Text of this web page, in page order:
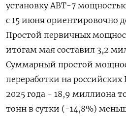
установку АВТ-7
с 15 июня ориентировочно
Простой первичных
итогам мая составил 3,2
Суммарный простой
переработки на
2025 года - 18,9 миллиона
тонн в сутки (-14,8%)